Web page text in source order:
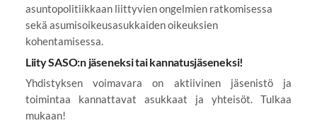
asuntopolitiikkaan liittyvien ongelmien ratkomisessa
sekä asumisoikeusasukkaiden oikeuksien
kohentamisessa.
Liity SASO:n jäseneksi tai kannatusjäseneksi!
Yhdistyksen voimavara on aktiivinen jäsenistö ja
toimintaa kannattavat asukkaat ja yhteisöt. Tulkaa
mukaan!